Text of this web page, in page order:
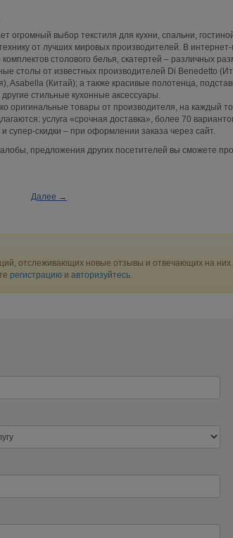
огромный выбор текстиля для кухни, спальни,
от лучших мировых производителей. В интернет-
столового белья, скатертей – различных
столы от известных производителей Di Benedetto
Asabella (Китай); а также красивые полотенца,
стильные кухонные аксессуары.
оригинальные товары от производителя, на каждый
услуга «срочная доставка», более 70
супер-скидки – при оформлении заказа через сайт.
предложения других посетителей вы сможете
Далее →
отслеживающих новые отзывы и отвечающих на них.
регистрацию и авторизуйтесь.